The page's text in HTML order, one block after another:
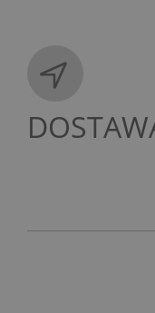
CENA NIE ZAWIERA